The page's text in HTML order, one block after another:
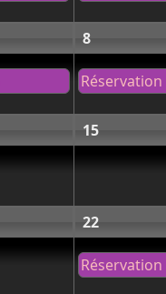
8
Réservation
15
22
Réservation